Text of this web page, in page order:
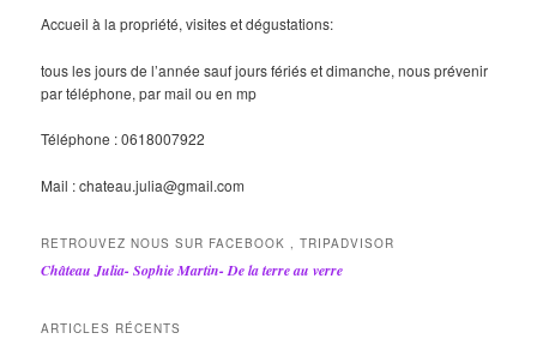
Accueil à la propriété, visites et dégustations:
tous les jours de l’année sauf jours fériés et dimanche, nous prévenir
par téléphone, par mail ou en mp
Téléphone : 0618007922
Mail : chateau.julia@gmail.com
RETROUVEZ NOUS SUR FACEBOOK , TRIPADVISOR
Château Julia- Sophie Martin- De la terre au verre
ARTICLES RÉCENTS